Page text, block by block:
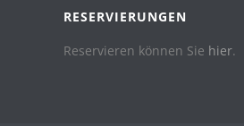
RESERVIERUNGEN
Reservieren können Sie hier.